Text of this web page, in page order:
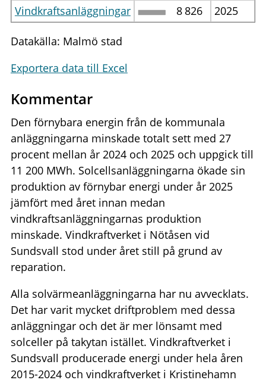
Vindkraftsanläggningar
8 826 2025
Datakälla: Malmö stad
Exportera data till Excel
Kommentar
Den förnybara energin från de kommunala
anläggningarna minskade totalt sett med 27
procent mellan år 2024 och 2025 och uppgick till
11 200 MWh. Solcellsanläggningarna ökade sin
produktion av förnybar energi under år 2025
jämfört med året innan medan
vindkraftsanläggningarnas produktion
minskade. Vindkraftverket i Nötåsen vid
Sundsvall stod under året still på grund av
reparation.
Alla solvärmeanläggningarna har nu avvecklats.
Det har varit mycket driftproblem med dessa
anläggningar och det är mer lönsamt med
solceller på takytan istället. Vindkraftverket i
Sundsvall producerade energi under hela åren
2015-2024 och vindkraftverket i Kristinehamn